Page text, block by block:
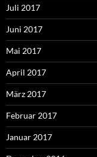
Juli 2017
Juni 2017
Mai 2017
April 2017
März 2017
Februar 2017
Januar 2017